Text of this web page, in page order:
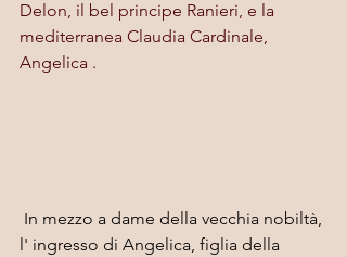
Delon, il bel principe Ranieri, e la
mediterranea Claudia Cardinale,
Angelica .
In mezzo a dame della vecchia nobiltà,
l' ingresso di Angelica, figlia della